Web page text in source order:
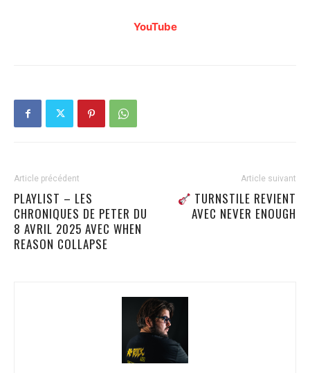
YouTube
Article précédent
PLAYLIST – LES
CHRONIQUES DE PETER DU
8 AVRIL 2025 AVEC WHEN
REASON COLLAPSE
Article suivant
TURNSTILE REVIENT
AVEC NEVER ENOUGH